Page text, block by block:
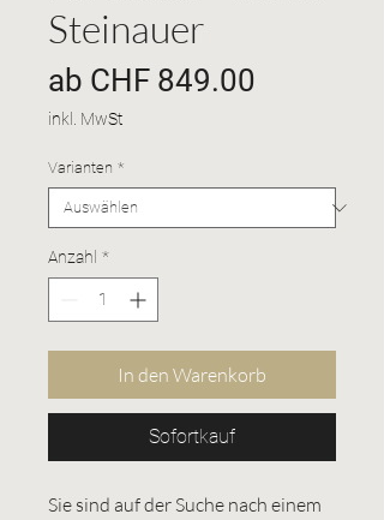
Steinauer
ab CHF 849.00
inkl. MwSt
Varianten *
Anzahl *
In den Warenkorb
Sofortkauf
Sie sind auf der Suche nach einem